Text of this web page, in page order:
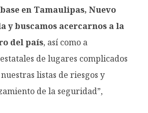
en Tamaulipas, Nuevo
y buscamos acercarnos a la
del país, así como a
de lugares complicados
listas de riesgos y
de la seguridad”,